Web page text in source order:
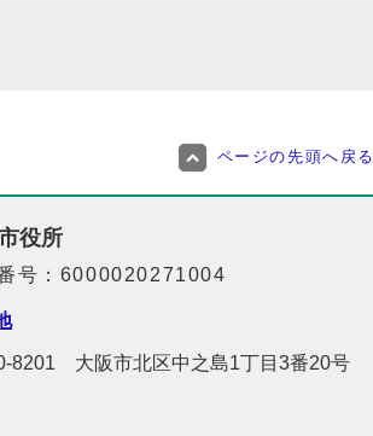
ページの先頭へ戻る
役所
号：6000020271004
8201 大阪市北区中之島1丁目3番20号